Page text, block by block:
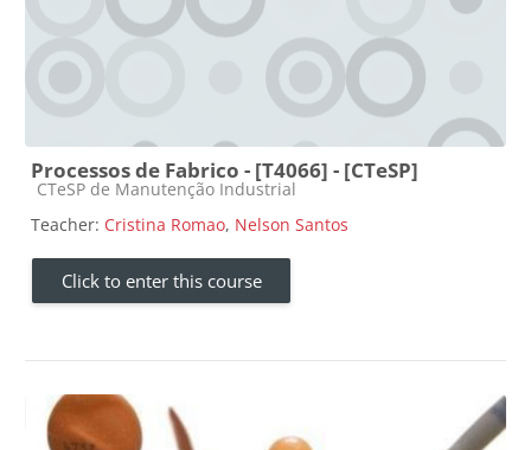
Processos de Fabrico - [T4066] - [CTeSP]
Course category
CTeSP de Manutenção Industrial
Teacher: Cristina Romao, Nelson Santos
Click to enter this course